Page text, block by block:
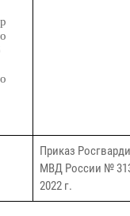
Приказ
МВД России №
2022 г.